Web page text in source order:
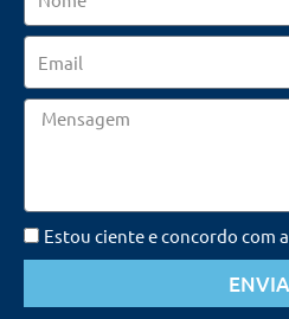
Mensagem
Estou ciente e concordo com a